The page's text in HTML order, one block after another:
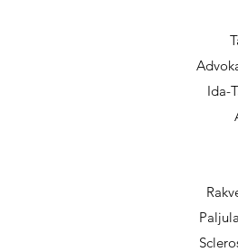
Ida-